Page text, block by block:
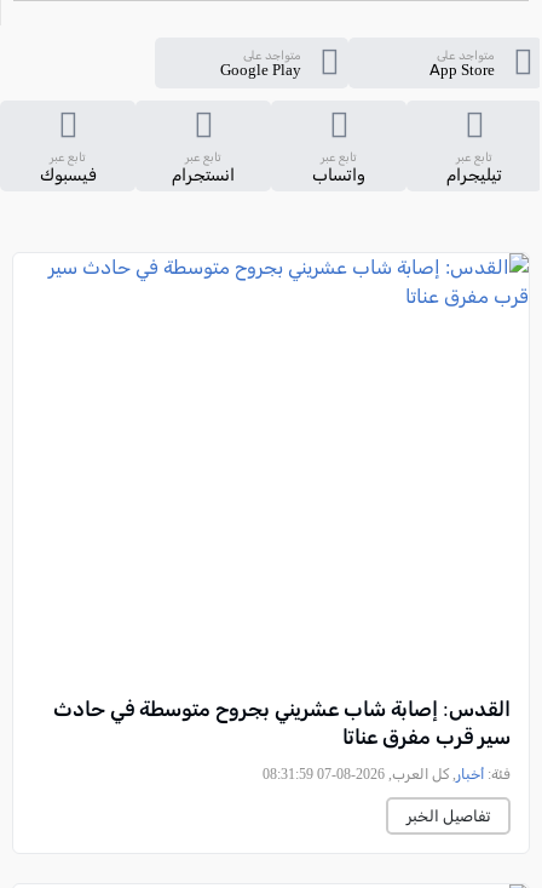
متواجد على
App Store
متواجد على
Google Play
تابع عبر
تيليجرام
تابع عبر
واتساب
تابع عبر
انستجرام
تابع عبر
فيسبوك
القدس: إصابة شاب عشريني بجروح متوسطة في حادث
سير قرب مفرق عناتا
فئة: أخبار , كل العرب, 2026-08-07 08:31:59
تفاصيل الخبر